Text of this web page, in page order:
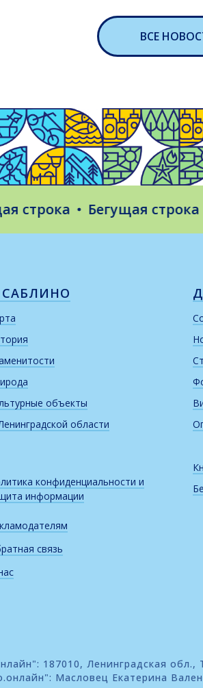
ВСЕ
Бегущая строка
объекты
области
конфиденциальности и
информации
связь
187010, Ленинградская
Масловец Екатерина